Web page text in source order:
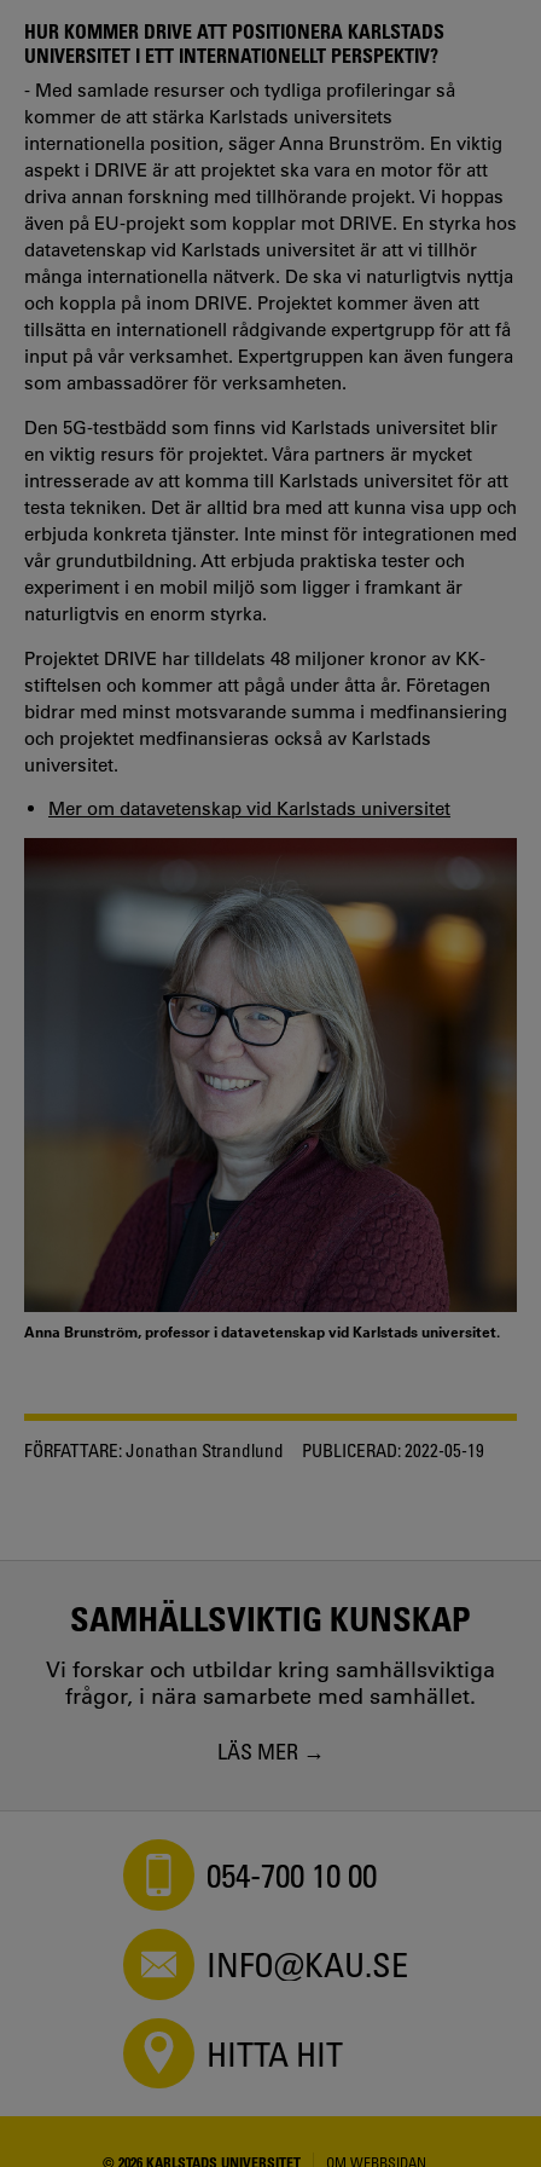
HUR KOMMER DRIVE ATT POSITIONERA KARLSTADS
UNIVERSITET I ETT INTERNATIONELLT PERSPEKTIV?
- Med samlade resurser och tydliga profileringar så
kommer de att stärka Karlstads universitets
internationella position, säger Anna Brunström. En viktig
aspekt i DRIVE är att projektet ska vara en motor för att
driva annan forskning med tillhörande projekt. Vi hoppas
även på EU-projekt som kopplar mot DRIVE. En styrka hos
datavetenskap vid Karlstads universitet är att vi tillhör
många internationella nätverk. De ska vi naturligtvis nyttja
och koppla på inom DRIVE. Projektet kommer även att
tillsätta en internationell rådgivande expertgrupp för att få
input på vår verksamhet. Expertgruppen kan även fungera
som ambassadörer för verksamheten.
Den 5G-testbädd som finns vid Karlstads universitet blir
en viktig resurs för projektet. Våra partners är mycket
intresserade av att komma till Karlstads universitet för att
testa tekniken. Det är alltid bra med att kunna visa upp och
erbjuda konkreta tjänster. Inte minst för integrationen med
vår grundutbildning. Att erbjuda praktiska tester och
experiment i en mobil miljö som ligger i framkant är
naturligtvis en enorm styrka.
Projektet DRIVE har tilldelats 48 miljoner kronor av KK-
stiftelsen och kommer att pågå under åtta år. Företagen
bidrar med minst motsvarande summa i medfinansiering
och projektet medfinansieras också av Karlstads
universitet.
Mer om datavetenskap vid Karlstads universitet
Anna Brunström, professor i datavetenskap vid Karlstads universitet.
FÖRFATTARE:Jonathan Strandlund PUBLICERAD:2022-05-19
SAMHÄLLSVIKTIG KUNSKAP
Vi forskar och utbildar kring samhällsviktiga
frågor, i nära samarbete med samhället.
LÄS MER
054-700 10 00
INFO@KAU.SE
HITTA HIT
© 2026 KARLSTADS UNIVERSITET OM WEBBSIDAN